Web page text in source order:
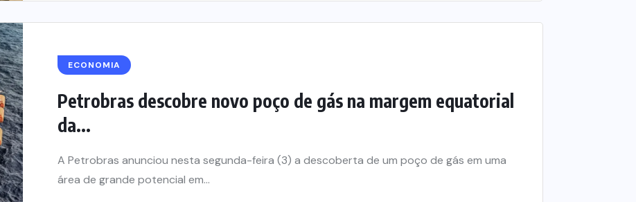
ECONOMIA
Petrobras descobre novo poço de gás na margem equatorial
da...
A Petrobras anunciou nesta segunda-feira (3) a descoberta de um poço de gás em uma
área de grande potencial em...